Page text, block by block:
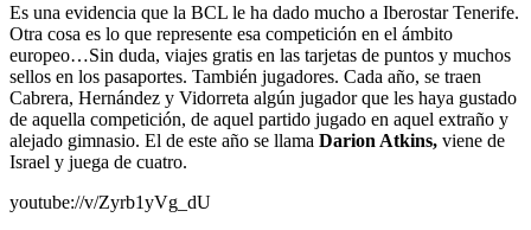
Es una evidencia que la BCL le ha dado mucho a Iberostar Tenerife.
Otra cosa es lo que represente esa competición en el ámbito
europeo…Sin duda, viajes gratis en las tarjetas de puntos y muchos
sellos en los pasaportes. También jugadores. Cada año, se traen
Cabrera, Hernández y Vidorreta algún jugador que les haya gustado
de aquella competición, de aquel partido jugado en aquel extraño y
alejado gimnasio. El de este año se llama Darion Atkins, viene de
Israel y juega de cuatro.
youtube://v/Zyrb1yVg_dU